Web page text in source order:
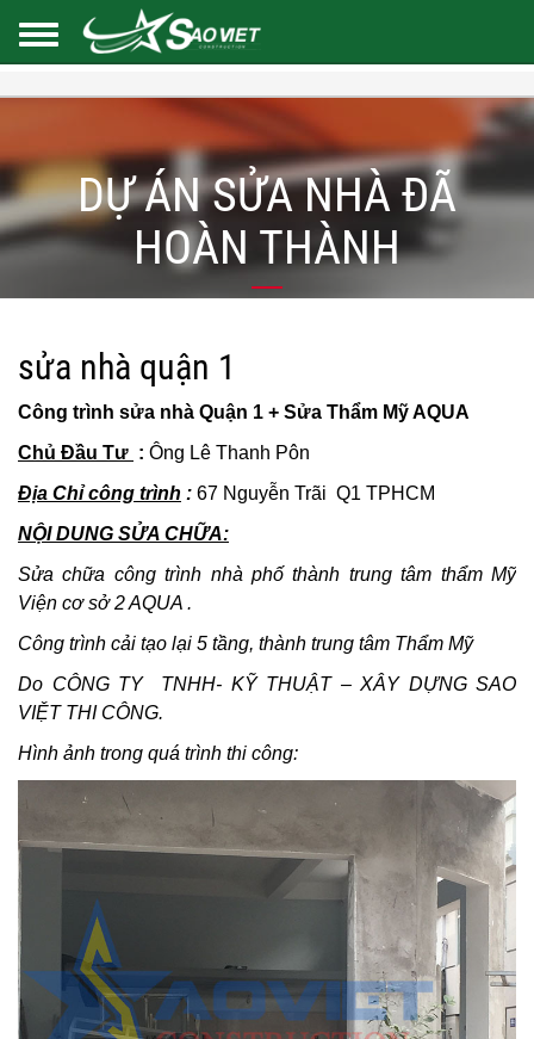
DỰ ÁN SỬA NHÀ ĐÃ
HOÀN THÀNH
sửa nhà quận 1
Công trình sửa nhà Quận 1 + Sửa Thẩm Mỹ AQUA
Chủ Đầu Tư : Ông Lê Thanh Pôn
Địa Chỉ công trình : 67 Nguyễn Trãi Q1 TPHCM
NỘI DUNG SỬA CHỮA:
Sửa chữa công trình nhà phố thành trung tâm thẩm Mỹ
Viện cơ sở 2 AQUA .
Công trình cải tạo lại 5 tầng, thành trung tâm Thẩm Mỹ
Do CÔNG TY TNHH- KỸ THUẬT – XÂY DỰNG SAO
VIỆT THI CÔNG.
Hình ảnh trong quá trình thi công: